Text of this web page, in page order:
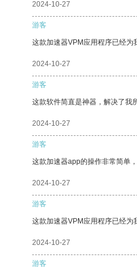
2024-10-27
游客
这款加速器VPM应用程序已经
2024-10-27
游客
这款软件简直是神器，解决了我
2024-10-27
游客
这款加速器app的操作非常简单
2024-10-27
游客
这款加速器VPM应用程序已经
2024-10-27
游客